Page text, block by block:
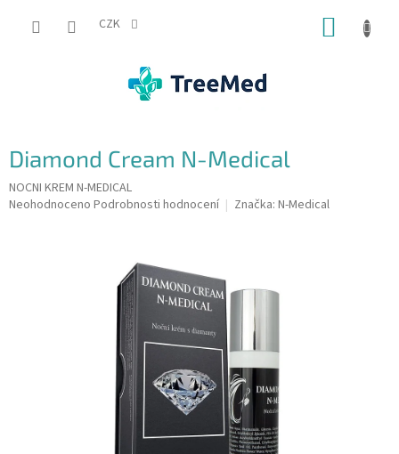
CZK
Diamond Cream N-Medical
NOCNI KREM N-MEDICAL
Průměrné
Neohodnoceno Podrobnosti hodnocení Značka: N-Medical